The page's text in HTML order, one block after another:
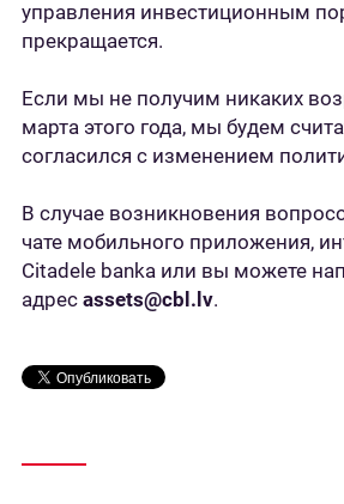
управления инвестиционным
прекращается.
Если мы не получим никаких
марта этого года, мы будем
согласился с изменением
В случае возникновения
чате мобильного приложения,
Citadele banka или вы можете
адрес assets@cbl.lv.